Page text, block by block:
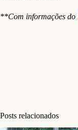
**Com informações do
Posts relacionados